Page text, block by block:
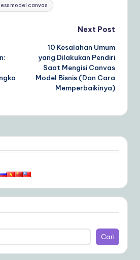
model canvas
Next Post
10 Kesalahan Umum
yang Dilakukan Pendiri
Saat Mengisi Canvas
Model Bisnis (Dan Cara
Memperbaikinya)
Cari